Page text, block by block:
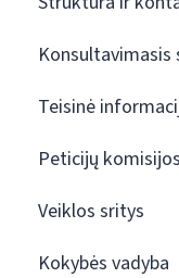
Konsultavimasis
Teisinė
Peticijų
Veiklos sritys
Kokybės vadyba